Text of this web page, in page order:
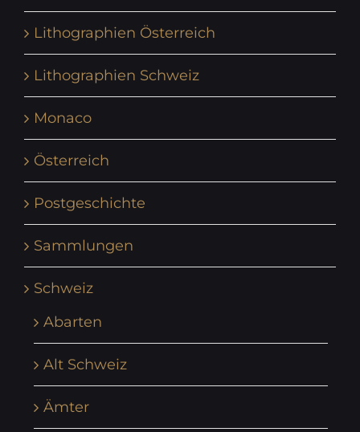
Lithographien Österreich
Lithographien Schweiz
Monaco
Österreich
Postgeschichte
Sammlungen
Schweiz
Abarten
Alt Schweiz
Ämter